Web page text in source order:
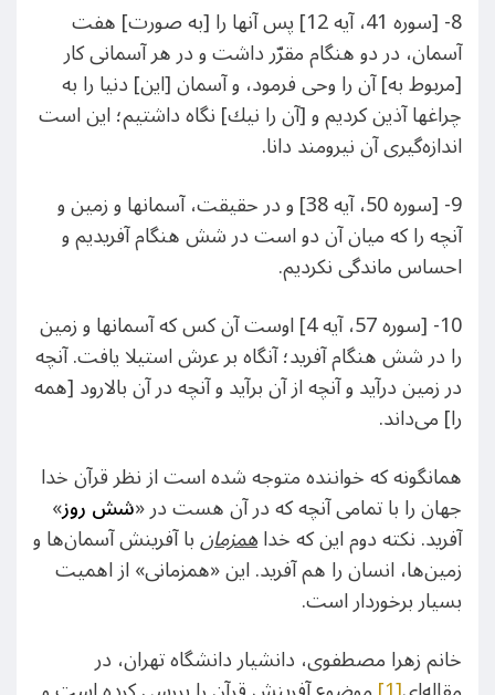
8- [سوره 41، آیه 12] پس آنها را [به صورت‌] هفت
آسمان، در دو هنگام مقرّر داشت و در هر آسمانى كار
[مربوط به‌] آن را وحى فرمود، و آسمان [اين‌] دنيا را به
چراغها آذين كرديم و [آن را نيك‌] نگاه داشتيم؛ اين است
اندازه‌گيرى آن نيرومند دانا.
9- [سوره 50، آیه 38] و در حقيقت، آسمانها و زمين و
آنچه را كه ميان آن دو است در شش هنگام آفريديم و
احساس ماندگى نكرديم.
10- [سوره 57، آیه 4] اوست آن كس كه آسمانها و زمين
را در شش هنگام آفريد؛ آنگاه بر عرش استيلا يافت. آنچه
در زمين درآيد و آنچه از آن برآيد و آنچه در آن بالارود [همه
را] مى‌داند.
همانگونه که خواننده متوجه شده است از نظر قرآن خدا
جهان را با تمامی آنچه که در آن هست در «شش روز»
آفرید. نکته دوم این که خداهمزمانبا آفرینش آسمان‌ها و
زمین‌ها، انسان را هم آفرید. این «همزمانی» از اهمیت
بسیار برخوردار است.
خانم زهرا مصطفوی، دانشیار دانشگاه تهران، در